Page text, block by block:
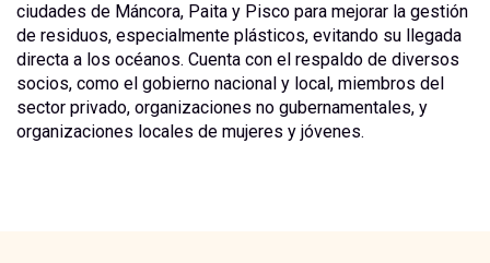
ciudades de Máncora, Paita y Pisco para mejorar la gestión
de residuos, especialmente plásticos, evitando su llegada
directa a los océanos. Cuenta con el respaldo de diversos
socios, como el gobierno nacional y local, miembros del
sector privado, organizaciones no gubernamentales, y
organizaciones locales de mujeres y jóvenes.